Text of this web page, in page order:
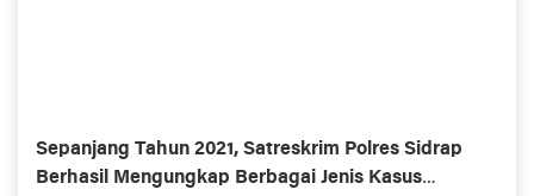
Sepanjang Tahun 2021, Satreskrim Polres Sidrap
Berhasil Mengungkap Berbagai Jenis Kasus